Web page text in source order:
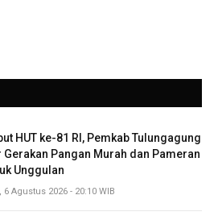
HUT ke-81 RI, Pemkab Tulungagung
Gerakan Pangan Murah dan Pameran
Unggulan
6 Agustus 2026 - 20:10 WIB